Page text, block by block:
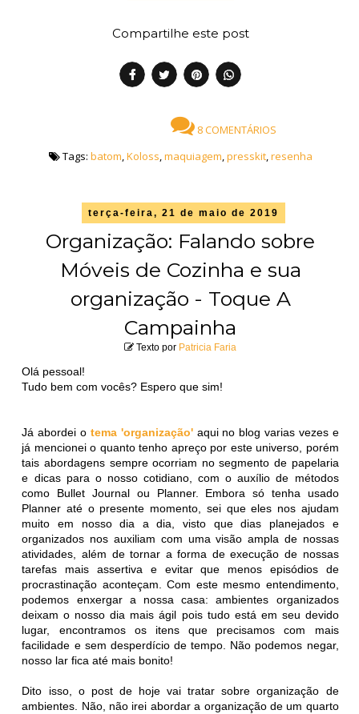
Compartilhe este post
8 COMENTÁRIOS
Tags: batom,Koloss,maquiagem,presskit,resenha
terça-feira, 21 de maio de 2019
Organização: Falando sobre
Móveis de Cozinha e sua
organização - Toque A
Campainha
Texto por Patricia Faria
Olá pessoal!
Tudo bem com vocês? Espero que sim!
Já abordei o tema 'organização'aqui no blog varias vezes e
já mencionei o quanto tenho apreço por este universo, porém
tais abordagens sempre ocorriam no segmento de papelaria
e dicas para o nosso cotidiano, com o auxílio de métodos
como Bullet Journal ou Planner. Embora só tenha usado
Planner até o presente momento, sei que eles nos ajudam
muito em nosso dia a dia, visto que dias planejados e
organizados nos auxiliam com uma visão ampla de nossas
atividades, além de tornar a forma de execução de nossas
tarefas mais assertiva e evitar que menos episódios de
procrastinação aconteçam. Com este mesmo entendimento,
podemos enxergar a nossa casa: ambientes organizados
deixam o nosso dia mais ágil pois tudo está em seu devido
lugar, encontramos os itens que precisamos com mais
facilidade e sem desperdício de tempo. Não podemos negar,
nosso lar fica até mais bonito!
Dito isso, o post de hoje vai tratar sobre organização de
ambientes. Não, não irei abordar a organização de um quarto